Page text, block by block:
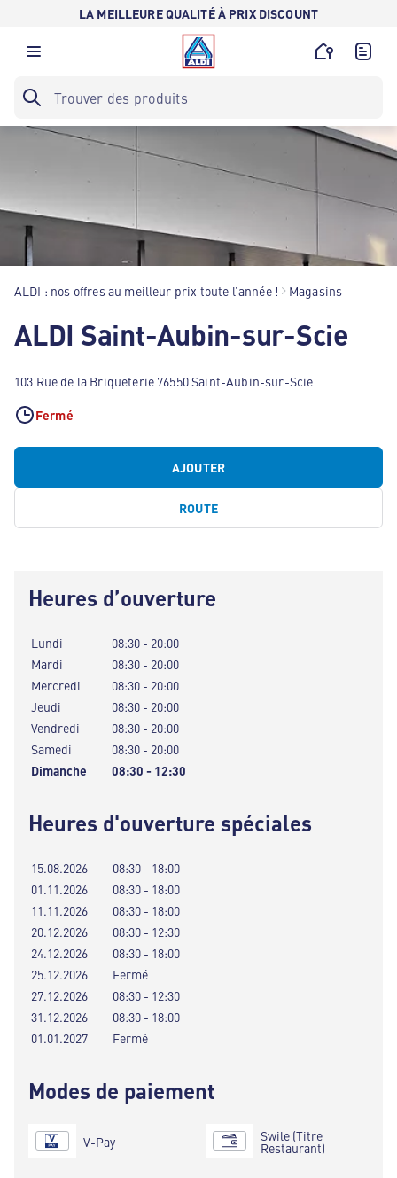
LA MEILLEURE QUALITÉ À PRIX DISCOUNT
ALDI : nos offres au meilleur prix toute l’année ! Magasins
ALDI Saint-Aubin-sur-Scie
103 Rue de la Briqueterie 76550 Saint-Aubin-sur-Scie
Fermé
AJOUTER
ROUTE
Heures d’ouverture
Lundi
08:30 - 20:00
Mardi
08:30 - 20:00
Mercredi
08:30 - 20:00
Jeudi
08:30 - 20:00
Vendredi
08:30 - 20:00
Samedi
08:30 - 20:00
Dimanche
08:30 - 12:30
Heures d'ouverture spéciales
15.08.2026
08:30 - 18:00
01.11.2026
08:30 - 18:00
11.11.2026
08:30 - 18:00
20.12.2026
08:30 - 12:30
24.12.2026
08:30 - 18:00
25.12.2026
Fermé
27.12.2026
08:30 - 12:30
31.12.2026
08:30 - 18:00
01.01.2027
Fermé
Modes de paiement
V-Pay Swile (Titre
Restaurant)